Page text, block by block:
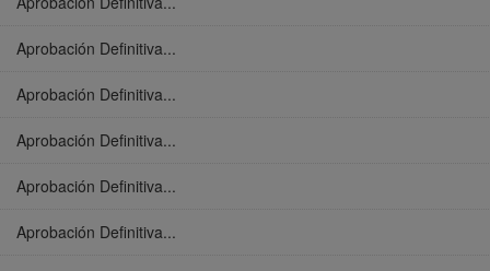
Aprobación Definitiva...
Aprobación Definitiva...
Aprobación Definitiva...
Aprobación Definitiva...
Aprobación Definitiva...